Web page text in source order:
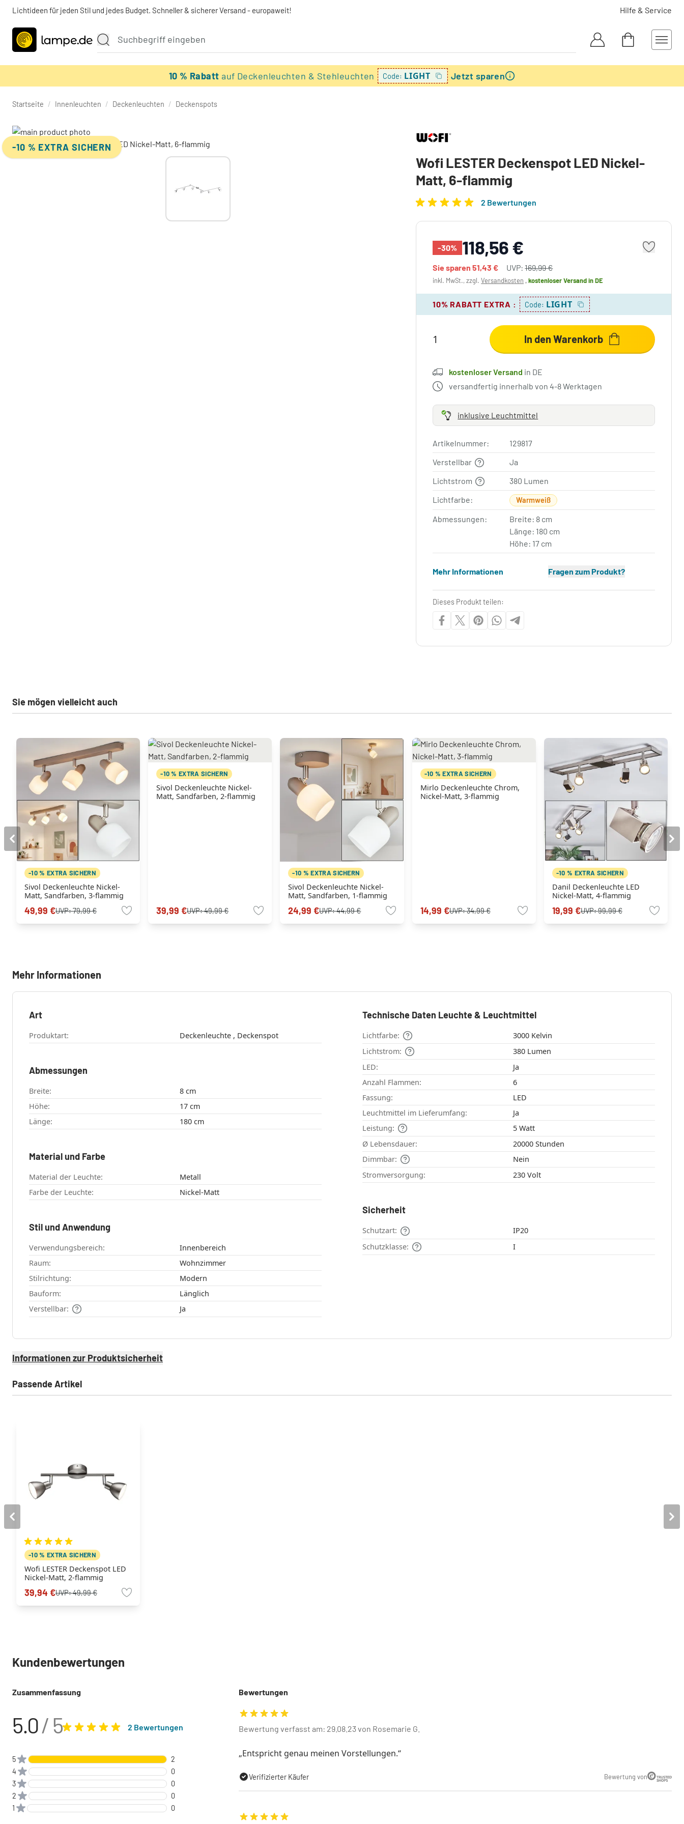
Lichtideen für jeden Stil und jedes Budget. Schneller & sicherer Versand - europaweit! Hilfe & Service
10 % Rabattauf Deckenleuchten & Stehleuchten Code: LIGHT Jetzt sparen
Startseite / Innenleuchten / Deckenleuchten / Deckenspots
-10 % EXTRA SICHERN
Wofi LESTER Deckenspot LED Nickel-
Matt, 6-flammig
2 Bewertungen
-30% 118,56 €
Sie sparen51,43 € UVP:169,99 €
inkl. MwSt., zzgl.Versandkosten ,kostenloser Versandin DE
10% RABATT EXTRA : Code: LIGHT
In den Warenkorb
kostenloser Versand in DE
versandfertig innerhalb von 4-8 Werktagen
inklusive Leuchtmittel
Artikelnummer:
129817
Verstellbar
Ja
Lichtstrom
380 Lumen
Lichtfarbe:
Warmweiß
Abmessungen:
Breite: 8 cm
Länge: 180 cm
Höhe: 17 cm
Mehr Informationen Fragen zum Produkt?
Dieses Produkt teilen:
Sie mögen vielleicht auch
-10 % EXTRA SICHERN
Sivol Deckenleuchte Nickel-
Matt, Sandfarben, 3-flammig
49,99 €UVP:79,99 €
-10 % EXTRA SICHERN
Sivol Deckenleuchte Nickel-
Matt, Sandfarben, 2-flammig
39,99 €UVP:49,99 €
-10 % EXTRA SICHERN
Sivol Deckenleuchte Nickel-
Matt, Sandfarben, 1-flammig
24,99 €UVP:44,99 €
-10 % EXTRA SICHERN
Mirlo Deckenleuchte Chrom,
Nickel-Matt, 3-flammig
14,99 €UVP:34,99 €
-10 % EXTRA SICHERN
Danil Deckenleuchte LED
Nickel-Matt, 4-flammig
19,99 €UVP:99,99 €
Mehr Informationen
Art
Produktart: Deckenleuchte , Deckenspot
Abmessungen
Breite:
8 cm
Höhe:
17 cm
Länge:
180 cm
Material und Farbe
Material der Leuchte:
Metall
Farbe der Leuchte:
Nickel-Matt
Stil und Anwendung
Verwendungsbereich:
Innenbereich
Raum:
Wohnzimmer
Stilrichtung:
Modern
Bauform:
Länglich
Verstellbar:
Ja
Technische Daten Leuchte & Leuchtmittel
Lichtfarbe:
3000 Kelvin
Lichtstrom:
380 Lumen
LED:
Ja
Anzahl Flammen:
6
Fassung:
LED
Leuchtmittel im Lieferumfang:
Ja
Leistung:
5 Watt
Ø Lebensdauer:
20000 Stunden
Dimmbar:
Nein
Stromversorgung:
230 Volt
Sicherheit
Schutzart:
IP20
Schutzklasse:
I
Informationen zur Produktsicherheit
Passende Artikel
-10 % EXTRA SICHERN
Wofi LESTER Deckenspot LED
Nickel-Matt, 2-flammig
39,94 €UVP:49,99 €
Kundenbewertungen
Zusammenfassung
5.0/ 5 2 Bewertungen
5
2
4
0
3
0
2
0
1
0
Bewertungen
Bewertung verfasst am: 29.08.23 von Rosemarie G.
Entspricht genau meinen Vorstellungen.
Verifizierter Käufer Bewertung von